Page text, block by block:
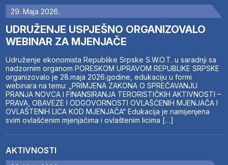
29. Maja 2026.
UDRUŽENJE USPJEŠNO ORGANIZOVALO
WEBINAR ZA MJENJAČE
Udruženje ekonomista Republike Srpske S.W.O.T. u saradnji sa
nadzornim organom PORESKOM UPRAVOM REPUBLIKE SRPSKE
organizovalo je 28.maja 2026.godine, edukaciju u formi
webinara na temu: „PRIMJENA ZAKONA O SPREČAVANJU
PRANJA NOVCA I FINANSIRANJA TERORISTIČKIH AKTIVNOSTI –
PRAVA, OBAVEZE I ODGOVORNOSTI OVLAŠĆENIH MJENJAČA I
OVLAŠTENIH LICA KOD MJENJAČA“ Edukacija je namijenjena
svim ovlašćenim mjenjačima i ovlaštenim licima […]
AKTIVNOSTI